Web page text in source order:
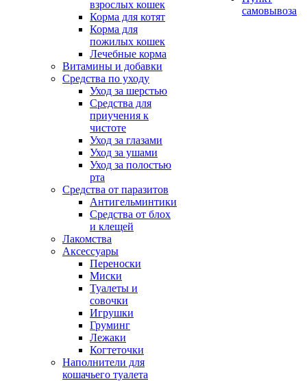
взрослых кошек
Корма для котят
Корма для
пожилых кошек
Лечебные корма
Витамины и добавки
Средства по уходу
Уход за шерстью
Средства для
приучения к
чистоте
Уход за глазами
Уход за ушами
Уход за полостью
рта
Средства от паразитов
Антигельминтики
Средства от блох
и клещей
Лакомства
Аксессуары
Переноски
Миски
Туалеты и
совочки
Игрушки
Груминг
Лежаки
Когтеточки
Наполнители для
кошачьего туалета
самовывоза